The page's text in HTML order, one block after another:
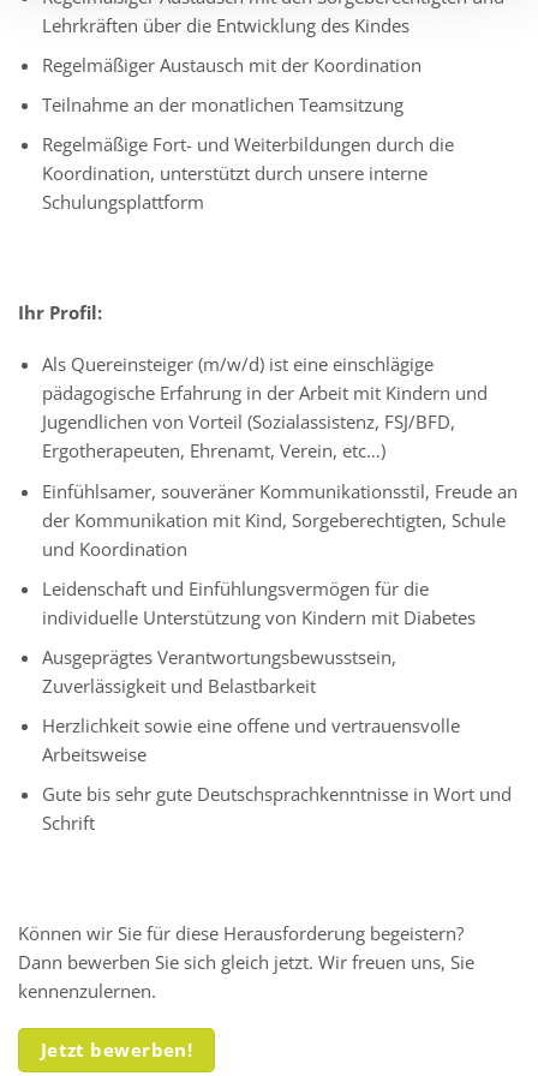
Lehrkräften über die Entwicklung des Kindes
Regelmäßiger Austausch mit der Koordination
Teilnahme an der monatlichen Teamsitzung
Regelmäßige Fort- und Weiterbildungen durch die
Koordination, unterstützt durch unsere interne
Schulungsplattform
Ihr Profil:
Als Quereinsteiger (m/w/d) ist eine einschlägige
pädagogische Erfahrung in der Arbeit mit Kindern und
Jugendlichen von Vorteil (Sozialassistenz, FSJ/BFD,
Ergotherapeuten, Ehrenamt, Verein, etc…)
Einfühlsamer, souveräner Kommunikationsstil, Freude an
der Kommunikation mit Kind, Sorgeberechtigten, Schule
und Koordination
Leidenschaft und Einfühlungsvermögen für die
individuelle Unterstützung von Kindern mit Diabetes
Ausgeprägtes Verantwortungsbewusstsein,
Zuverlässigkeit und Belastbarkeit
Herzlichkeit sowie eine offene und vertrauensvolle
Arbeitsweise
Gute bis sehr gute Deutschsprachkenntnisse in Wort und
Schrift
Können wir Sie für diese Herausforderung begeistern?
Dann bewerben Sie sich gleich jetzt. Wir freuen uns, Sie
kennenzulernen.
Jetzt bewerben!